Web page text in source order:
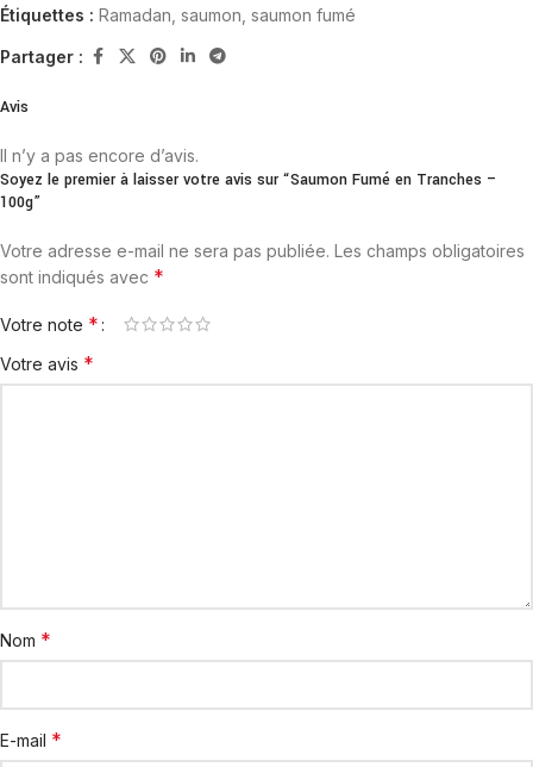
Étiquettes : Ramadan saumon saumon fumé
Partager :
Avis
Il n’y a pas encore d’avis.
Soyez le premier à laisser votre avis sur “Saumon Fumé en Tranches –
100g”
Votre adresse e-mail ne sera pas publiée. Les champs obligatoires
sont indiqués avec *
Votre note *
Votre avis *
Nom *
E-mail *